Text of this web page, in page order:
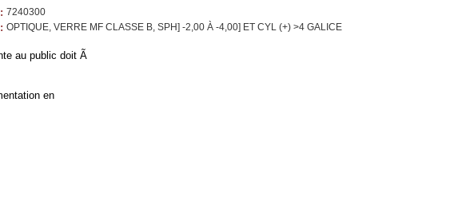
: 7240300
: OPTIQUE, VERRE MF CLASSE B, SPH] -2,00 À -4,00] ET CYL (+) >4 GALICE
au public doit Ã
en